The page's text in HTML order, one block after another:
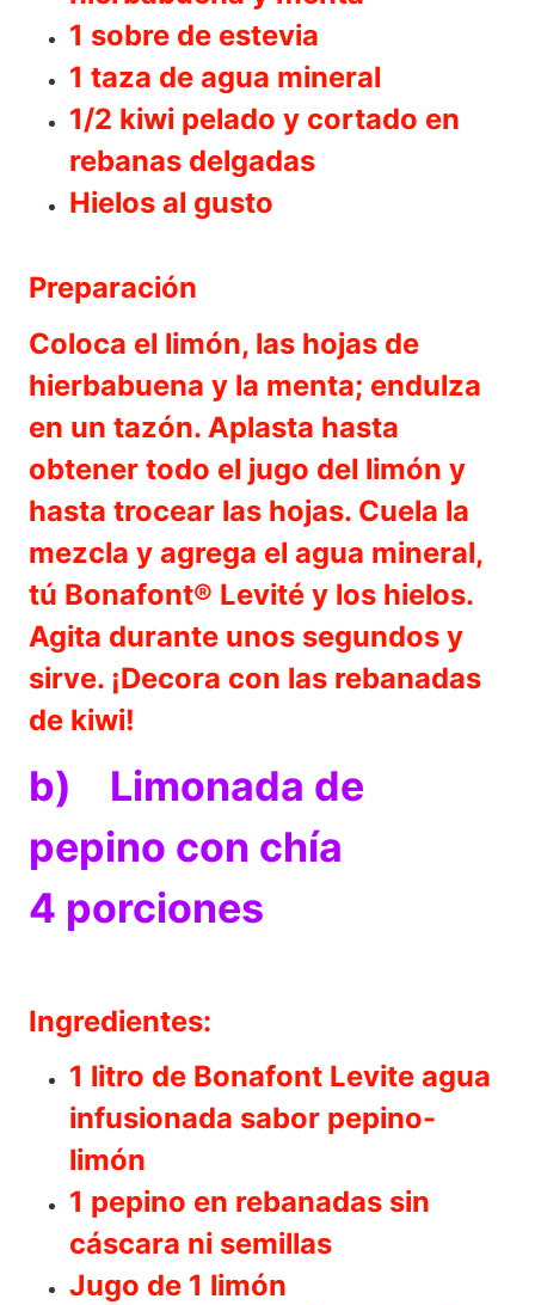
1 sobre de estevia
1 taza de agua mineral
1/2 kiwi pelado y cortado en
rebanas delgadas
Hielos al gusto
Preparación
Coloca el limón, las hojas de
hierbabuena y la menta; endulza
en un tazón. Aplasta hasta
obtener todo el jugo del limón y
hasta trocear las hojas. Cuela la
mezcla y agrega el agua mineral,
tú Bonafont® Levité y los hielos.
Agita durante unos segundos y
sirve. ¡Decora con las rebanadas
de kiwi!
b) Limonada de
pepino con chía
4 porciones
Ingredientes:
1 litro de Bonafont Levite agua
infusionada sabor pepino-
limón
1 pepino en rebanadas sin
cáscara ni semillas
Jugo de 1 limón